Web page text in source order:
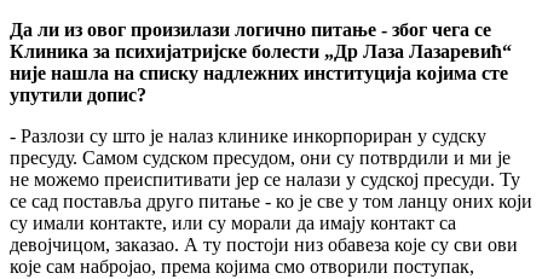
Да ли из овог произилази логично питање - због чега се
Клиника за психијатријске болести „Др Лаза Лазаревић“
није нашла на списку надлежних институција којима сте
упутили допис?
- Разлози су што је налаз клинике инкорпориран у судску
пресуду. Самом судском пресудом, они су потврдили и ми је
не можемо преиспитивати јер се налази у судској пресуди. Ту
се сад поставља друго питање - ко је све у том ланцу оних који
су имали контакте, или су морали да имају контакт са
девојчицом, заказао. А ту постоји низ обавеза које су сви ови
које сам набројао, према којима смо отворили поступак,